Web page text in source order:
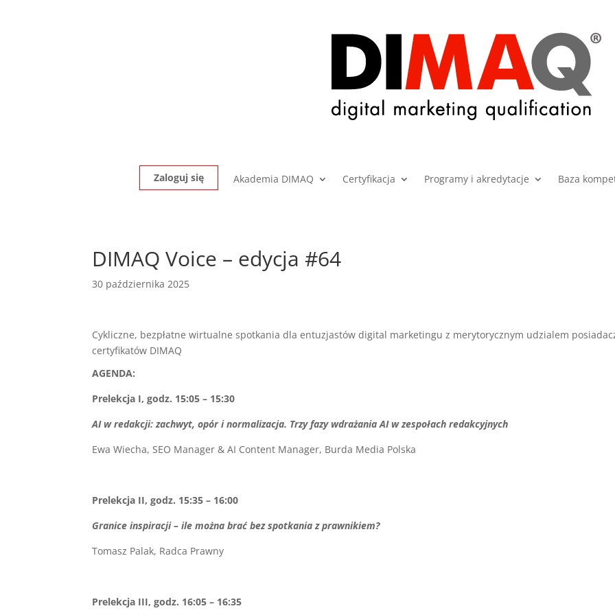
Zaloguj się Akademia DIMAQ Certyfikacja Programy i akredytacje Baza
DIMAQ Voice – edycja #64
30 października 2025
Cykliczne, bezpłatne wirtualne spotkania dla entuzjastów digital marketingu z merytorycznym udzialem
certyfikatów DIMAQ
AGENDA:
Prelekcja I, godz. 15:05 – 15:30
AI w redakcji: zachwyt, opór i normalizacja. Trzy fazy wdrażania AI w zespołach redakcyjnych
Ewa Wiecha, SEO Manager & AI Content Manager, Burda Media Polska
Prelekcja II, godz. 15:35 – 16:00
Granice inspiracji – ile można brać bez spotkania z prawnikiem?
Tomasz Palak, Radca Prawny
Prelekcja III, godz. 16:05 – 16:35